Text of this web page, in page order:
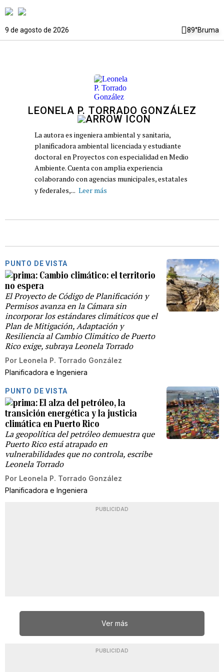
9 de agosto de 2026 89°Bruma
LEONELA P. TORRADO GONZÁLEZ
La autora es ingeniera ambiental y sanitaria,
planificadora ambiental licenciada y estudiante
doctoral en Proyectos con especialidad en Medio
Ambiente. Cuenta con amplia experiencia
colaborando con agencias municipales, estatales
y federales,... Leer más
PUNTO DE VISTA
Cambio climático: el territorio
no espera
El Proyecto de Código de Planificación y
Permisos avanza en la Cámara sin
incorporar los estándares climáticos que el
Plan de Mitigación, Adaptación y
Resiliencia al Cambio Climático de Puerto
Rico exige, subraya Leonela Torrado
Por Leonela P. Torrado González
Planificadora e Ingeniera
PUNTO DE VISTA
El alza del petróleo, la
transición energética y la justicia
climática en Puerto Rico
La geopolítica del petróleo demuestra que
Puerto Rico está atrapado en
vulnerabilidades que no controla, escribe
Leonela Torrado
Por Leonela P. Torrado González
Planificadora e Ingeniera
PUBLICIDAD
Ver más
PUBLICIDAD